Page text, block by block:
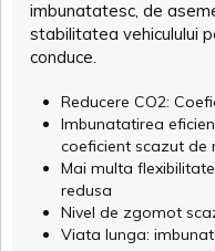
imbunatatesc, de
stabilitatea vehiculului
conduce.
Reducere CO2:
Imbunatatirea
coeficient scazut de
Mai multa
redusa
Nivel de zgomot
Viata lunga: